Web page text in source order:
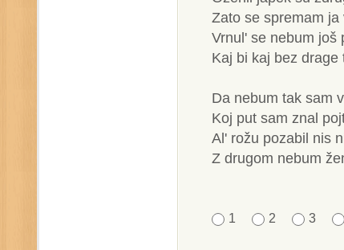
Zato se spremam ja
Vrnul' se nebum još
Kaj bi kaj bez drage
Da nebum tak sam
Koj put sam znal
Al' rožu pozabil nis
Z drugom nebum
1 2 3